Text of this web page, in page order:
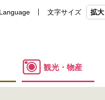
文字サイズ 拡大
観光・物産